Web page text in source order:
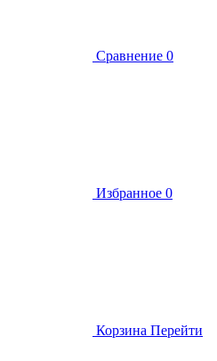
Сравнение 0
Избранное 0
Корзина Перейти